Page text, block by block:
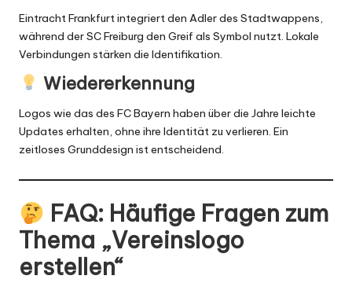
Eintracht Frankfurt integriert den Adler des Stadtwappens,
während der SC Freiburg den Greif als Symbol nutzt. Lokale
Verbindungen stärken die Identifikation.
Wiedererkennung
Logos wie das des FC Bayern haben über die Jahre leichte
Updates erhalten, ohne ihre Identität zu verlieren. Ein
zeitloses Grunddesign ist entscheidend.
FAQ: Häufige Fragen zum
Thema „Vereinslogo
erstellen“